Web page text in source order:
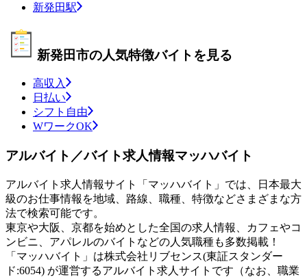
新発田駅
新発田市の人気特徴バイトを見る
高収入
日払い
シフト自由
WワークOK
アルバイト／バイト求人情報マッハバイト
アルバイト求人情報サイト「マッハバイト」では、日本最大
級のお仕事情報を地域、路線、職種、特徴などさまざまな方
法で検索可能です。
東京や大阪、京都を始めとした全国の求人情報、カフェやコ
ンビニ、アパレルのバイトなどの人気職種も多数掲載！
「マッハバイト」は株式会社リブセンス(東証スタンダー
ド:6054) が運営するアルバイト求人サイトです（なお、職業